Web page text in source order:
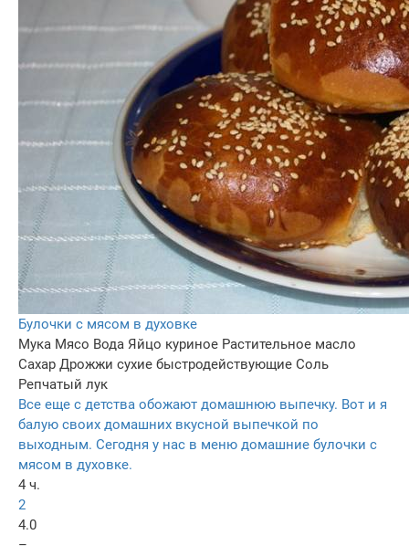
Булочки с мясом в духовке
Мука Мясо Вода Яйцо куриное Растительное масло
Сахар Дрожжи сухие быстродействующие Соль
Репчатый лук
Все еще с детства обожают домашнюю выпечку. Вот и я
балую своих домашних вкусной выпечкой по
выходным. Сегодня у нас в меню домашние булочки с
мясом в духовке.
4 ч.
2
4.0
–